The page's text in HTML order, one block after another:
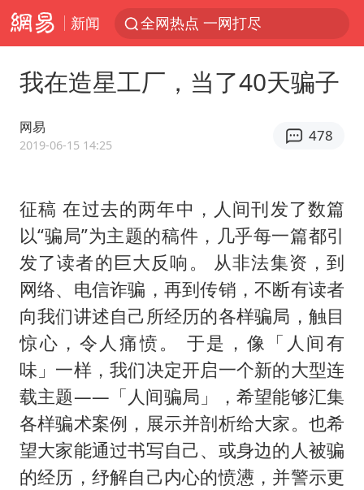
新闻 全网热点 一网打尽
我在造星工厂，当了40天骗子
网易
2019-06-15 14:25
478
征稿 在过去的两年中，人间刊发了数篇
以“骗局”为主题的稿件，几乎每一篇都引
发了读者的巨大反响。 从非法集资，到
网络、电信诈骗，再到传销，不断有读者
向我们讲述自己所经历的各样骗局，触目
惊心，令人痛愤。 于是，像「人间有
味」一样，我们决定开启一个新的大型连
载主题——「人间骗局」，希望能够汇集
各样骗术案例，展示并剖析给大家。也希
望大家能通过书写自己、或身边的人被骗
的经历，纾解自己内心的愤懑，并警示更